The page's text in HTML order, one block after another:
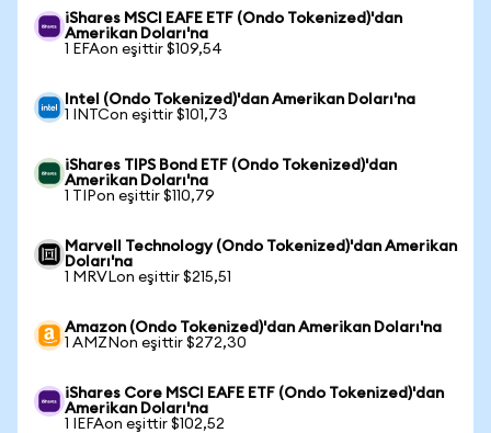
iShares MSCI EAFE ETF (Ondo Tokenized)'dan
Amerikan Doları'na
1 EFAon eşittir $109,54
Intel (Ondo Tokenized)'dan Amerikan Doları'na
1 INTCon eşittir $101,73
iShares TIPS Bond ETF (Ondo Tokenized)'dan
Amerikan Doları'na
1 TIPon eşittir $110,79
Marvell Technology (Ondo Tokenized)'dan Amerikan
Doları'na
1 MRVLon eşittir $215,51
Amazon (Ondo Tokenized)'dan Amerikan Doları'na
1 AMZNon eşittir $272,30
iShares Core MSCI EAFE ETF (Ondo Tokenized)'dan
Amerikan Doları'na
1 IEFAon eşittir $102,52